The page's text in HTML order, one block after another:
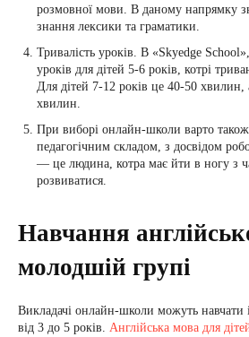
розмовної мови. В даному напрямку
знання лексики та граматики.
Тривалість уроків. В «Skyedge
уроків для дітей 5-6 років, котрі
Для дітей 7-12 років це 40-50 хвилин,
хвилин.
При виборі онлайн-школи варто
педагогічним складом, з досвідом
— це людина, котра має йти в ногу з
розвиватися.
Навчання
молодшій групі
Викладачі онлайн-школи можуть
від 3 до 5 років. Англійська мова для